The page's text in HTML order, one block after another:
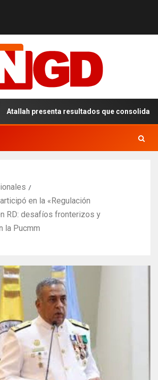
presenta resultados que consolidan un
en la «Regulación
RD: desafíos fronterizos y
la Pucmm